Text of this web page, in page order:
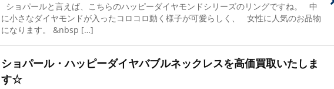
ショパールと言えば、こちらのハッピーダイヤモンドシリーズのリングですね。 中
に小さなダイヤモンドが入ったコロコロ動く様子が可愛らしく、 女性に人気のお品物
になります。 &nbsp […]
ショパール・ハッピーダイヤバブルネックレスを高価買取いたしま
す☆